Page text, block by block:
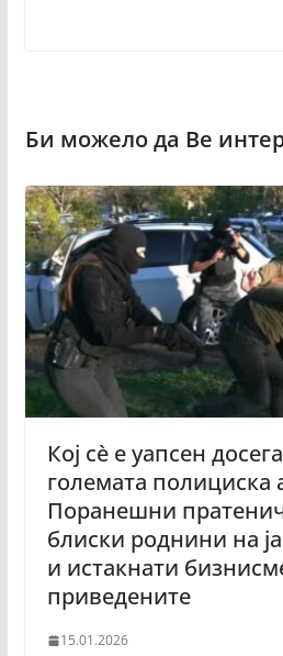
Кој сè е уапсен
големата полициска
Поранешни
блиски роднини на
и истакнати
приведените
15.01.2026